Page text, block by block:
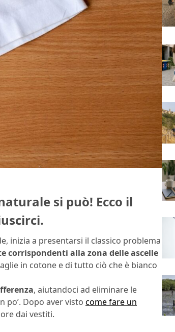
si può! Ecco il
inizia a presentarsi il classico problema
corrispondenti alla zona delle ascelle
in cotone e di tutto ciò che è bianco
, aiutandoci ad eliminare le
Dopo aver visto come fare un
dai vestiti.